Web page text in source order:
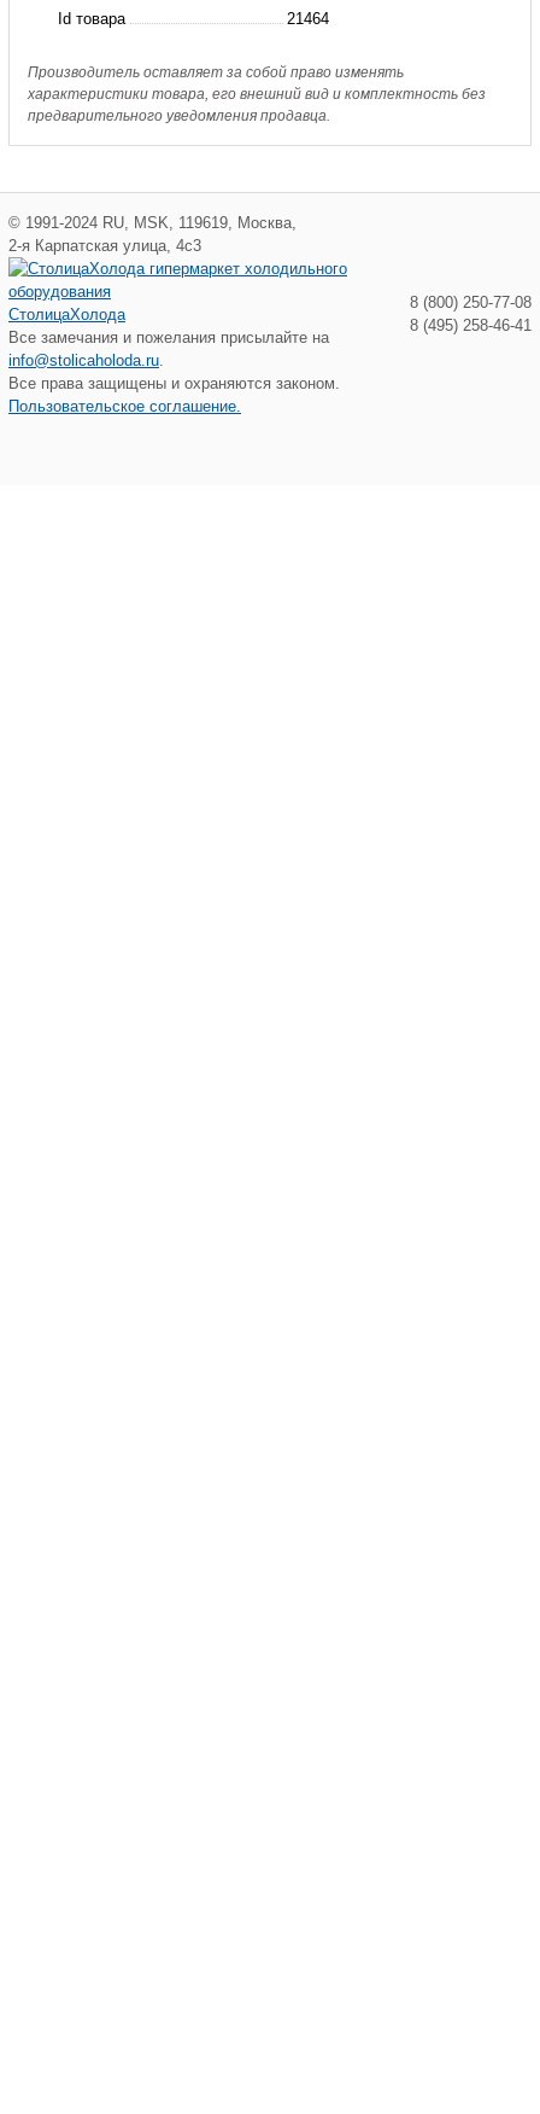
Hongsen
Id товара 21464
Производитель оставляет за собой право изменять
характеристики товара, его внешний вид и комплектность без
предварительного уведомления продавца.
© 1991-2024 RU MSK 119619 Москва
2-я Карпатская улица, 4с3
СтолицаХолода
Все замечания и пожелания присылайте на
info@stolicaholoda.ru
Все права защищены и охраняются законом.
Пользовательское соглашение.
8 (800) 250-77-08
8 (495) 258-46-41